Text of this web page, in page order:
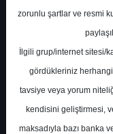
zorunlu şartlar ve resmi
İlgili grup/internet sitesi/
gördükleriniz herhangi
tavsiye veya yorum
kendisini geliştirmesi,
maksadıyla bazı banka